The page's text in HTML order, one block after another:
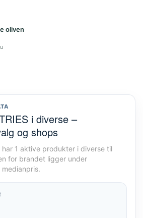
oliven
i diverse –
og shops
har 1 aktive produkter i diverse til
for brandet ligger under